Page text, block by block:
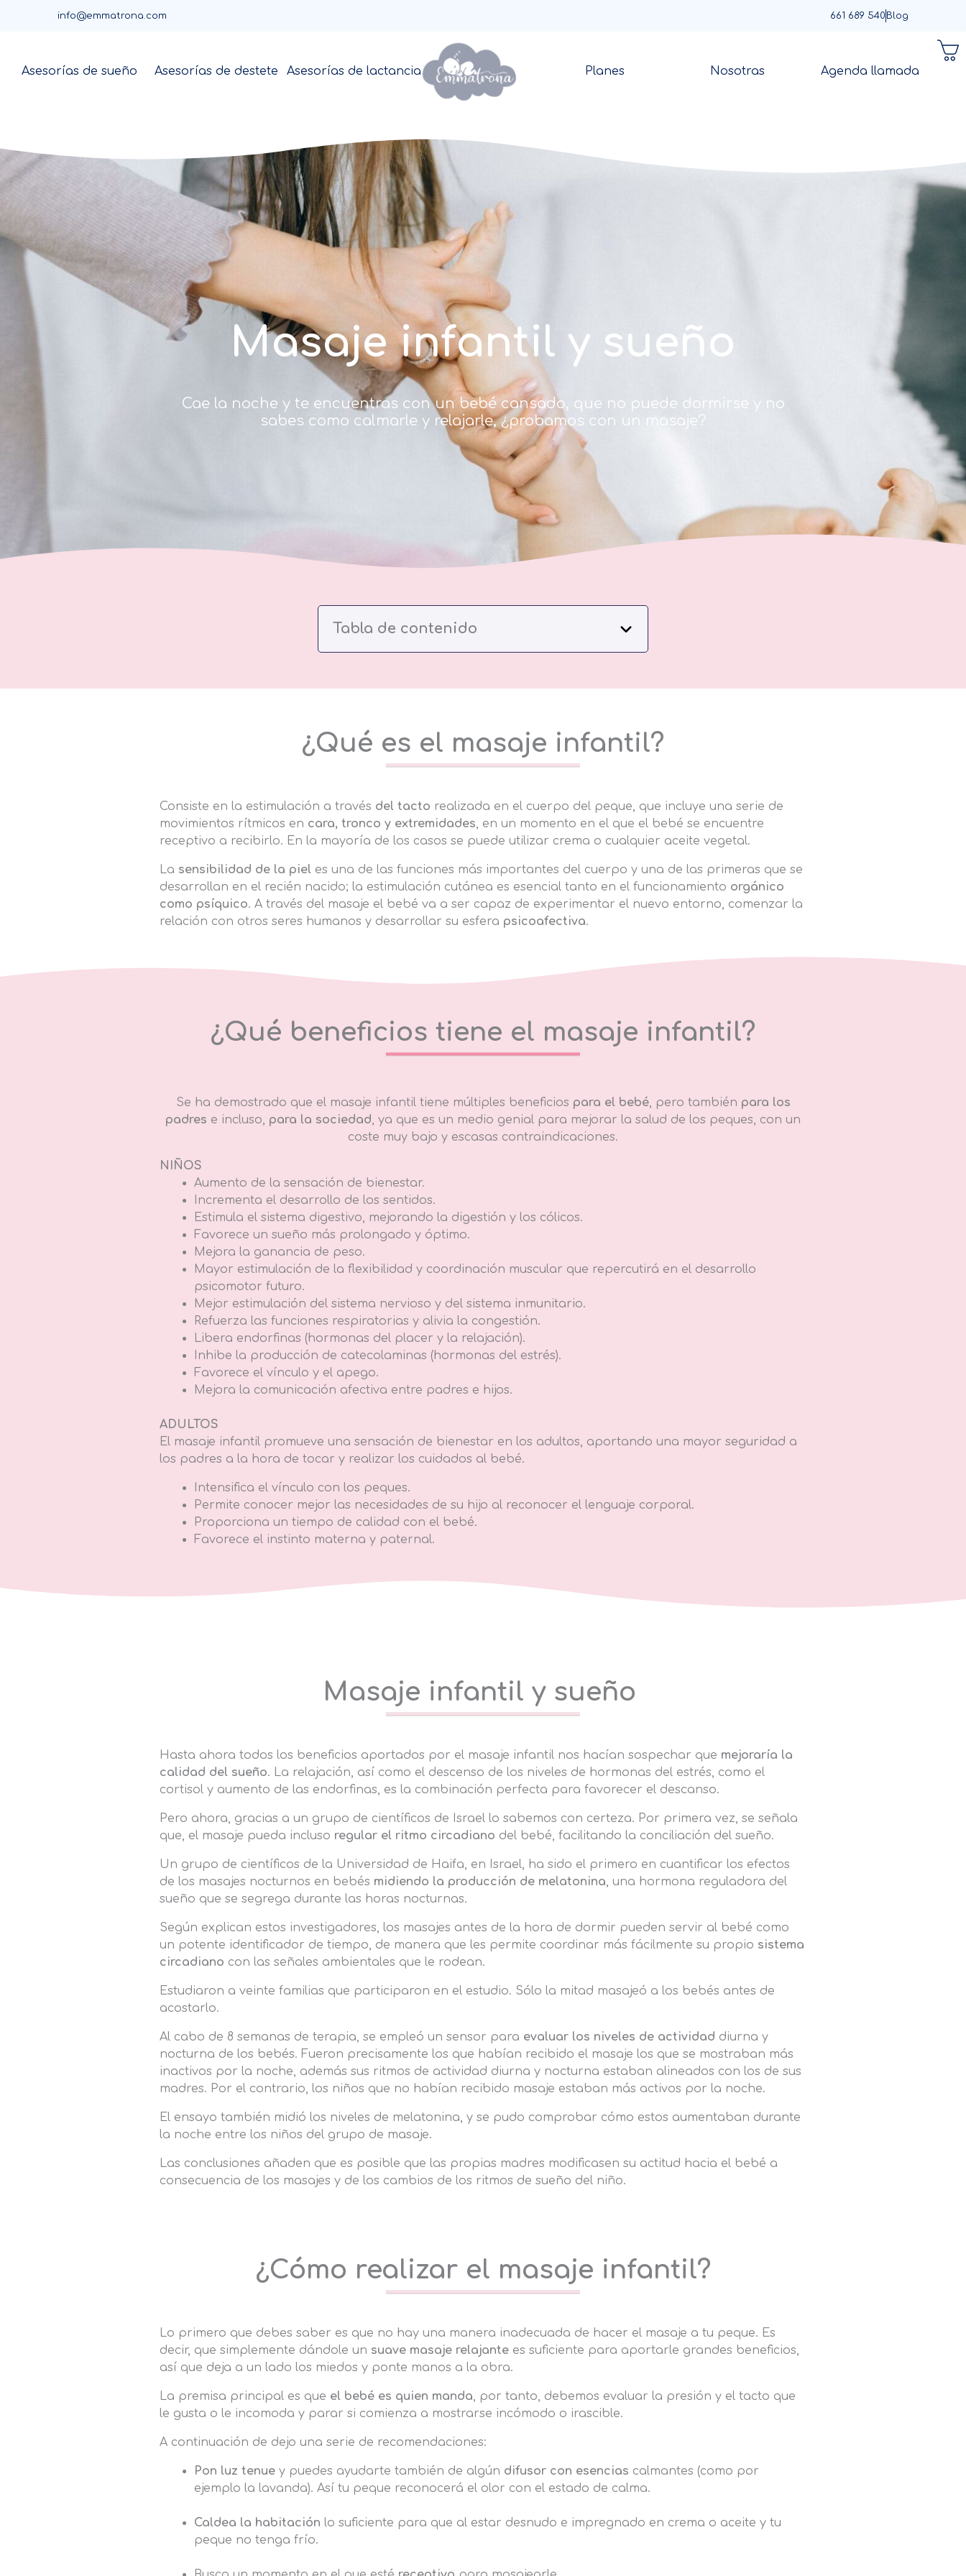
info@emmatrona.com 661 689 540 Blog
Asesorías de sueño Asesorías de destete Asesorías de lactancia Planes Nosotras Agenda llamada
Masaje infantil y sueño
Cae la noche y te encuentras con un bebé cansado, que no puede dormirse y no
sabes como calmarle y relajarle, ¿probamos con un masaje?
Tabla de contenido
¿Qué es el masaje infantil?
Consiste en la estimulación a través del tacto realizada en el cuerpo del peque, que incluye una serie de
movimientos rítmicos en cara, tronco y extremidades, en un momento en el que el bebé se encuentre
receptivo a recibirlo. En la mayoría de los casos se puede utilizar crema o cualquier aceite vegetal.
La sensibilidad de la piel es una de las funciones más importantes del cuerpo y una de las primeras que se
desarrollan en el recién nacido; la estimulación cutánea es esencial tanto en el funcionamiento or­gánico
como psíquico. A través del masaje el bebé va a ser capaz de experimentar el nuevo en­torno, comenzar la
relación con otros se­res humanos y desarrollar su esfera psico­afectiva.
¿Qué beneficios tiene el masaje infantil?
Se ha demostrado que el masaje infantil tiene múltiples beneficios para el bebé, pero también para los
padres e incluso, para la sociedad, ya que es un medio genial para mejorar la salud de los peques, con un
coste muy bajo y escasas contraindicaciones.
NIÑOS
Aumento de la sensación de bienestar.
Incrementa el desarrollo de los sentidos.
Estimula el sistema digestivo, mejorando la digestión y los cólicos.
Favorece un sueño más prolongado y óptimo.
Mejora la ganancia de peso.
Mayor estimulación de la flexibilidad y coordinación muscular que repercutirá en el desarrollo
psicomotor futuro.
Mejor estimulación del sistema nervioso y del sistema inmunitario.
Refuerza las funciones respiratorias y alivia la congestión.
Libera endorfinas (hormonas del placer y la relajación).
Inhibe la producción de catecolaminas (hormonas del estrés).
Favorece el vínculo y el apego.
Mejora la comunicación afectiva entre padres e hijos.
ADULTOS
El masaje infantil promueve una sensa­ción de bienestar en los adultos, aportando una mayor seguridad a
los padres a la hora de tocar y realizar los cuidados al bebé.
Intensifica el vínculo con los peques.
Permite conocer mejor las necesidades de su hijo al reconocer el lenguaje corporal.
Proporciona un tiempo de calidad con el bebé.
Favorece el instinto materna y paternal.
Masaje infantil y sueño
Hasta ahora todos los beneficios aportados por el masaje infantil nos hacían sospechar que mejoraría la
calidad del sueño. La relajación, así como el descenso de los niveles de hormonas del estrés, como el
cortisol y aumento de las endorfinas, es la combinación perfecta para favorecer el descanso.
Pero ahora, gracias a un grupo de científicos de Israel lo sabemos con certeza. Por primera vez, se señala
que, el masaje pueda incluso regular el ritmo circadiano del bebé, facilitando la conciliación del sueño.
Un grupo de científicos de la Universidad de Haifa, en Israel, ha sido el primero en cuantificar los efectos
de los masajes nocturnos en bebés midiendo la producción de melatonina, una hormona reguladora del
sueño que se segrega durante las horas nocturnas.
Según explican estos investigadores, los masajes antes de la hora de dormir pueden servir al bebé como
un potente identificador de tiempo, de manera que les permite coordinar más fácilmente su propio sistema
circadiano con las señales ambientales que le rodean.
Estudiaron a veinte familias que participaron en el estudio. Sólo la mitad masajeó a los bebés antes de
acostarlo.
Al cabo de 8 semanas de terapia, se empleó un sensor para evaluar los niveles de actividad diurna y
nocturna de los bebés. Fueron precisamente los que habían recibido el masaje los que se mostraban más
inactivos por la noche, además sus ritmos de actividad diurna y nocturna estaban alineados con los de sus
madres. Por el contrario, los niños que no habían recibido masaje estaban más activos por la noche.
El ensayo también midió los niveles de melatonina, y se pudo comprobar cómo estos aumentaban durante
la noche entre los niños del grupo de masaje.
Las conclusiones añaden que es posible que las propias madres modificasen su actitud hacia el bebé a
consecuencia de los masajes y de los cambios de los ritmos de sueño del niño.
¿Cómo realizar el masaje infantil?
Lo primero que debes saber es que no hay una manera inadecuada de hacer el masaje a tu peque. Es
decir, que simplemente dándole un suave masaje relajante es suficiente para aportarle grandes beneficios,
así que deja a un lado los miedos y ponte manos a la obra.
La premisa principal es que el bebé es quien manda, por tanto, debemos evaluar la presión y el tacto que
le gusta o le incomoda y parar si comienza a mostrarse incómodo o irascible.
A continuación de dejo una serie de recomendaciones:
Pon luz tenue y puedes ayudarte también de algún difusor con esencias calmantes (como por
ejemplo la lavanda). Así tu peque reconocerá el olor con el estado de calma.
Caldea la habitación lo suficiente para que al estar desnudo e impregnado en crema o aceite y tu
peque no tenga frío.